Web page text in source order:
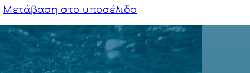
Μετάβαση στο υποσέλιδο